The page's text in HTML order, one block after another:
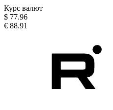
Курс валют
$ 77.96
€ 88.91